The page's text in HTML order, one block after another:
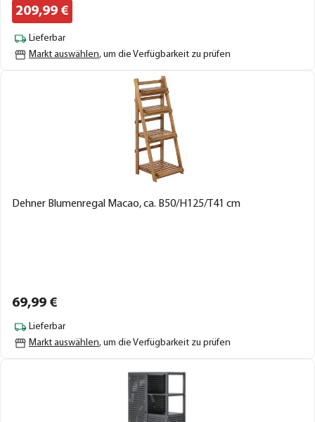
209,99 €
Lieferbar
Markt auswählen, um die Verfügbarkeit zu prüfen
Dehner Blumenregal Macao, ca. B50/H125/T41 cm
69,99 €
Lieferbar
Markt auswählen, um die Verfügbarkeit zu prüfen